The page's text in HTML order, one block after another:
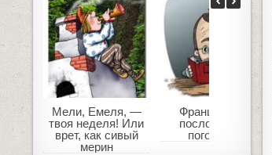
Мели, Емеля, —
твоя неделя! Или
врет, как сивый
мерин
Французские
пословицы и
поговорки